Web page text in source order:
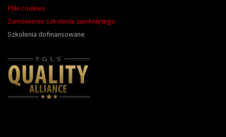
Pliki cookies
Zamówienie szkolenia zamkniętego
Szkolenia dofinansowane